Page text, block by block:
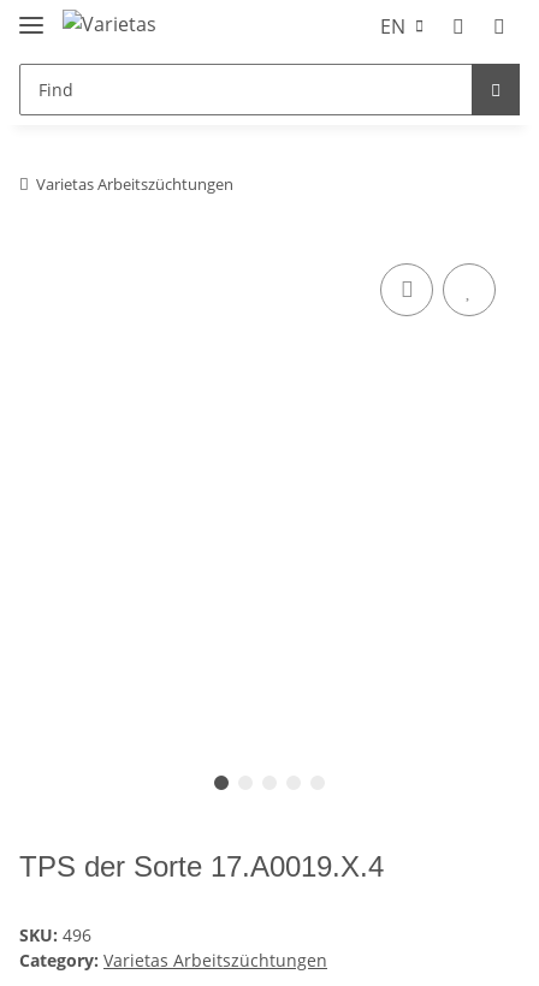
EN
Varietas Arbeitszüchtungen
TPS der Sorte 17.A0019.X.4
SKU: 496
Category: Varietas Arbeitszüchtungen